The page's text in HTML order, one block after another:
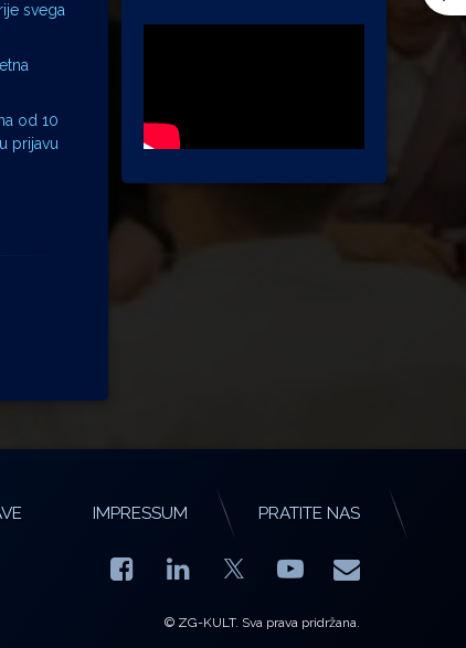
svega
od 10
prijavu
IMPRESSUM PRATITE NAS
Facebook
LinkedIn YouTube
E-mail
© ZG-KULT. Sva prava pridržana.